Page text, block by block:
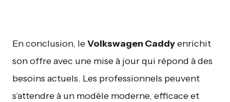
En conclusion, leVolkswagen Caddyenrichit
son offre avec une mise à jour qui répond à des
besoins actuels. Les professionnels peuvent
s’attendre à un modèle moderne, efficace et